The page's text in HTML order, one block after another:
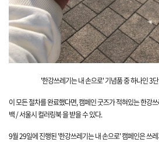
'한강쓰레기는 내 손으로' 기념품 중 하나인 3
이 모든 절차를 완료했다면, 캠페인 굿즈가 적혀있는 한강
백 / 서울시 컬러링북 을 받을 수 있다.
9월 29일에 진행된 '한강쓰레기는 내 손으로' 캠페인은 쓰